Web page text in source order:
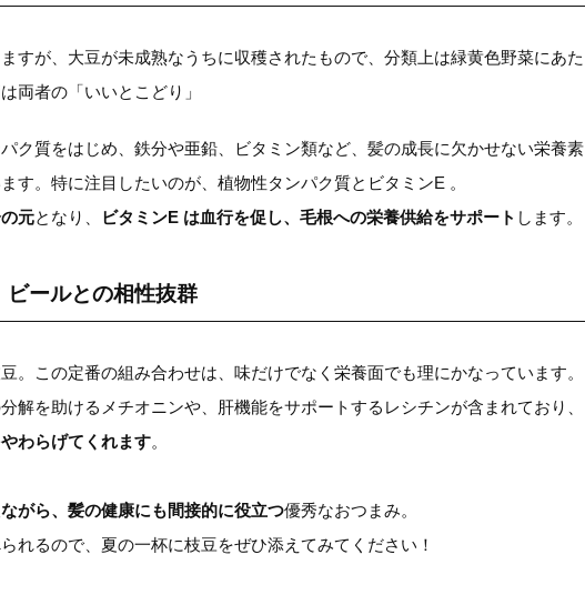
すが、大豆が未成熟なうちに収穫されたもので、分類上は緑黄色野菜にあた
両者の「いいとこどり」
ク質をはじめ、鉄分や亜鉛、ビタミン類など、髪の成長に欠かせない栄養素
す。特に注目したいのが、植物性タンパク質とビタミンE 。
元となり、 ビタミンE は血行を促し、毛根への栄養供給をサポート します。
ビールとの相性抜群
。この定番の組み合わせは、味だけでなく栄養面でも理にかなっています。
解を助けるメチオニンや、肝機能をサポートするレシチンが含まれており、
わらげてくれます。
がら、髪の健康にも間接的に役立つ優秀なおつまみ。
れるので、夏の一杯に枝豆をぜひ添えてみてください！